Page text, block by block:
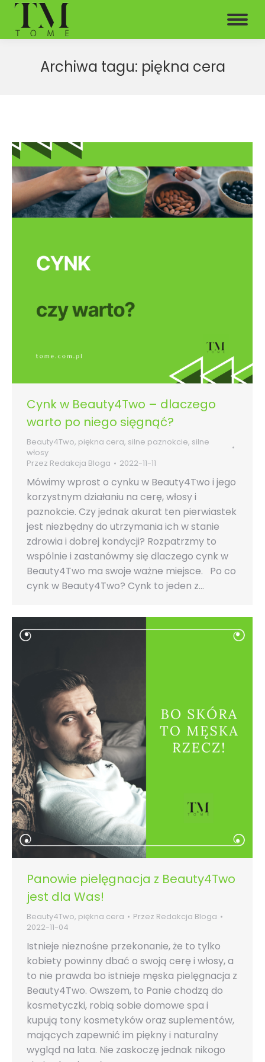
Archiwa tagu: piękna cera
Cynk w Beauty4Two – dlaczego
warto po niego sięgnąć?
Beauty4Two, piękna cera, silne paznokcie, silne
włosy
Przez Redakcja Bloga 2022-11-11
Mówimy wprost o cynku w Beauty4Two i jego
korzystnym działaniu na cerę, włosy i
paznokcie. Czy jednak akurat ten pierwiastek
jest niezbędny do utrzymania ich w stanie
zdrowia i dobrej kondycji? Rozpatrzmy to
wspólnie i zastanówmy się dlaczego cynk w
Beauty4Two ma swoje ważne miejsce. Po co
cynk w Beauty4Two? Cynk to jeden z…
Panowie pielęgnacja z Beauty4Two
jest dla Was!
Beauty4Two, piękna cera Przez Redakcja Bloga
2022-11-04
Istnieje nieznośne przekonanie, że to tylko
kobiety powinny dbać o swoją cerę i włosy, a
to nie prawda bo istnieje męska pielęgnacja z
Beauty4Two. Owszem, to Panie chodzą do
kosmetyczki, robią sobie domowe spa i
kupują tony kosmetyków oraz suplementów,
mających zapewnić im piękny i naturalny
wygląd na lata. Nie zaskoczę jednak nikogo